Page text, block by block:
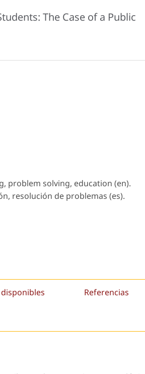
The Case of a Public
problem solving, education (en).
resolución de problemas (es).
Referencias